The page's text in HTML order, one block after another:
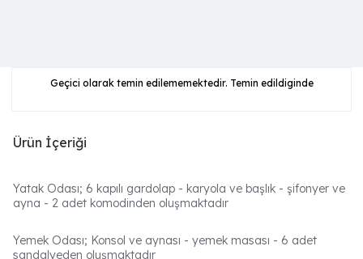
Geçici olarak temin edilememektedir. Temin edildiginde
Ürün İçeriği
Yatak Odası; 6 kapılı gardolap - karyola ve başlık - şifonyer ve
ayna - 2 adet komodinden oluşmaktadır
Yemek Odası; Konsol ve aynası - yemek masası - 6 adet
sandalyeden oluşmaktadır